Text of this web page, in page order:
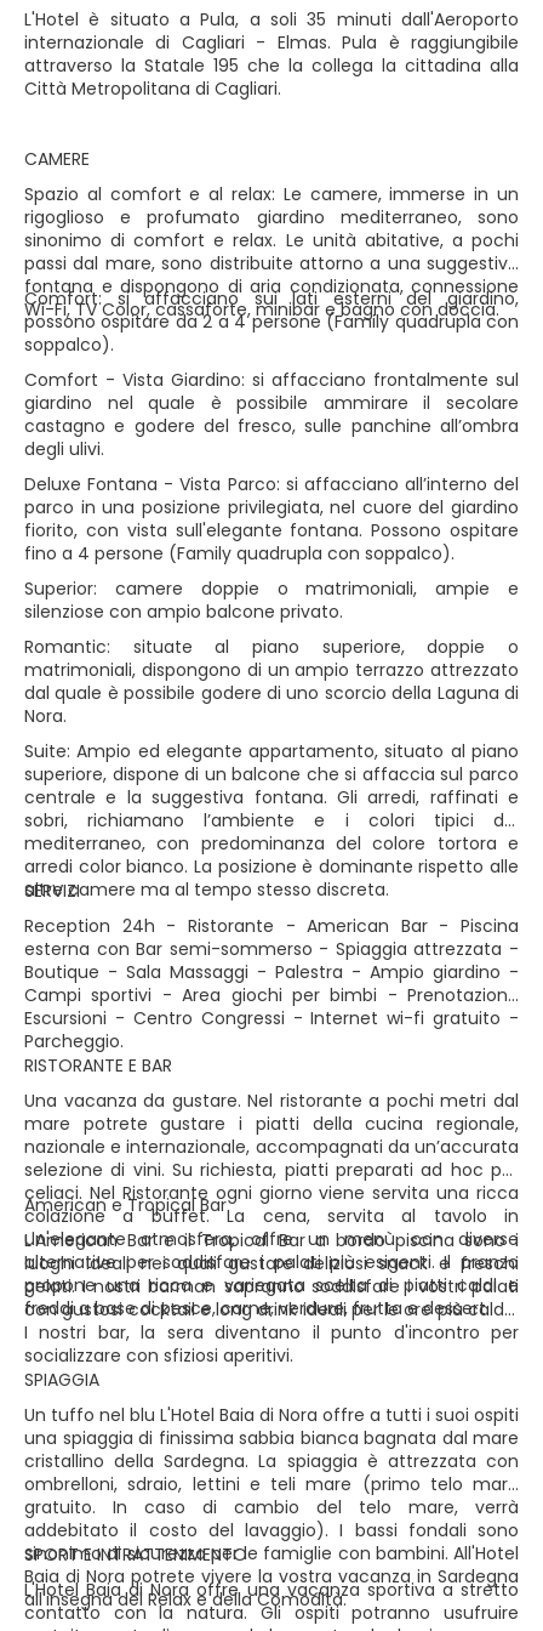
L'Hotel è situato a Pula, a soli 35 minuti dall'Aeroporto
internazionale di Cagliari - Elmas. Pula è raggiungibile
attraverso la Statale 195 che la collega la cittadina alla
Città Metropolitana di Cagliari.
CAMERE
Spazio al comfort e al relax: Le camere, immerse in un
rigoglioso e profumato giardino mediterraneo, sono
sinonimo di comfort e relax. Le unità abitative, a pochi
passi dal mare, sono distribuite attorno a una suggestiva
fontana e dispongono di aria condizionata, connessione
Wi-Fi, TV Color, cassaforte, minibar e bagno con doccia.
Comfort: si affacciano sui lati esterni del giardino,
possono ospitare da 2 a 4 persone (Family quadrupla con
soppalco).
Comfort - Vista Giardino: si affacciano frontalmente sul
giardino nel quale è possibile ammirare il secolare
castagno e godere del fresco, sulle panchine all’ombra
degli ulivi.
Deluxe Fontana - Vista Parco: si affacciano all’interno del
parco in una posizione privilegiata, nel cuore del giardino
fiorito, con vista sull'elegante fontana. Possono ospitare
fino a 4 persone (Family quadrupla con soppalco).
Superior: camere doppie o matrimoniali, ampie e
silenziose con ampio balcone privato.
Romantic: situate al piano superiore, doppie o
matrimoniali, dispongono di un ampio terrazzo attrezzato
dal quale è possibile godere di uno scorcio della Laguna di
Nora.
Suite: Ampio ed elegante appartamento, situato al piano
superiore, dispone di un balcone che si affaccia sul parco
centrale e la suggestiva fontana. Gli arredi, raffinati e
sobri, richiamano l’ambiente e i colori tipici del
mediterraneo, con predominanza del colore tortora e
arredi color bianco. La posizione è dominante rispetto alle
altre camere ma al tempo stesso discreta.
SERVIZI
Reception 24h - Ristorante - American Bar - Piscina
esterna con Bar semi-sommerso - Spiaggia attrezzata -
Boutique - Sala Massaggi - Palestra - Ampio giardino -
Campi sportivi - Area giochi per bimbi - Prenotazione
Escursioni - Centro Congressi - Internet wi-fi gratuito -
Parcheggio.
RISTORANTE E BAR
Una vacanza da gustare. Nel ristorante a pochi metri dal
mare potrete gustare i piatti della cucina regionale,
nazionale e internazionale, accompagnati da un’accurata
selezione di vini. Su richiesta, piatti preparati ad hoc per
celiaci. Nel Ristorante ogni giorno viene servita una ricca
colazione a buffet. La cena, servita al tavolo in
un'elegante atmosfera, offre un menù con diverse
alternative per soddisfare i palati più esigenti. Il pranzo
propone una ricca e variegata scelta di piatti caldi e
freddi a base di pesce, carne, verdure, frutta e dessert.
American e Tropical Bar
L'American Bar e il Tropical Bar a bordo piscina sono i
luoghi ideali nei quali gustare deliziosi snack e freschi
gelati. I nostri barman sapranno soddisfare i vostri palati
con gustosi cocktail e long drink ideali per le ore più calde.
I nostri bar, la sera diventano il punto d'incontro per
socializzare con sfiziosi aperitivi.
SPIAGGIA
Un tuffo nel blu L'Hotel Baia di Nora offre a tutti i suoi ospiti
una spiaggia di finissima sabbia bianca bagnata dal mare
cristallino della Sardegna. La spiaggia è attrezzata con
ombrelloni, sdraio, lettini e teli mare (primo telo mare
gratuito. In caso di cambio del telo mare, verrà
addebitato il costo del lavaggio). I bassi fondali sono
sinonimo di sicurezza per le famiglie con bambini. All'Hotel
Baia di Nora potrete vivere la vostra vacanza in Sardegna
all'insegna del Relax e della Comodità.
SPORT E INTRATTENIMENTO
L'Hotel Baia di Nora offre una vacanza sportiva a stretto
contatto con la natura. Gli ospiti potranno usufruire